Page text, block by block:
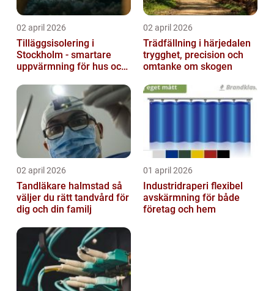
02 april 2026
Tilläggsisolering i
Stockholm - smartare
uppvärmning för hus och
02 april 2026
Trädfällning i härjedalen
trygghet, precision och
omtanke om skogen
02 april 2026
Tandläkare halmstad så
väljer du rätt tandvård för
dig och din familj
01 april 2026
Industridraperi flexibel
avskärmning för både
företag och hem